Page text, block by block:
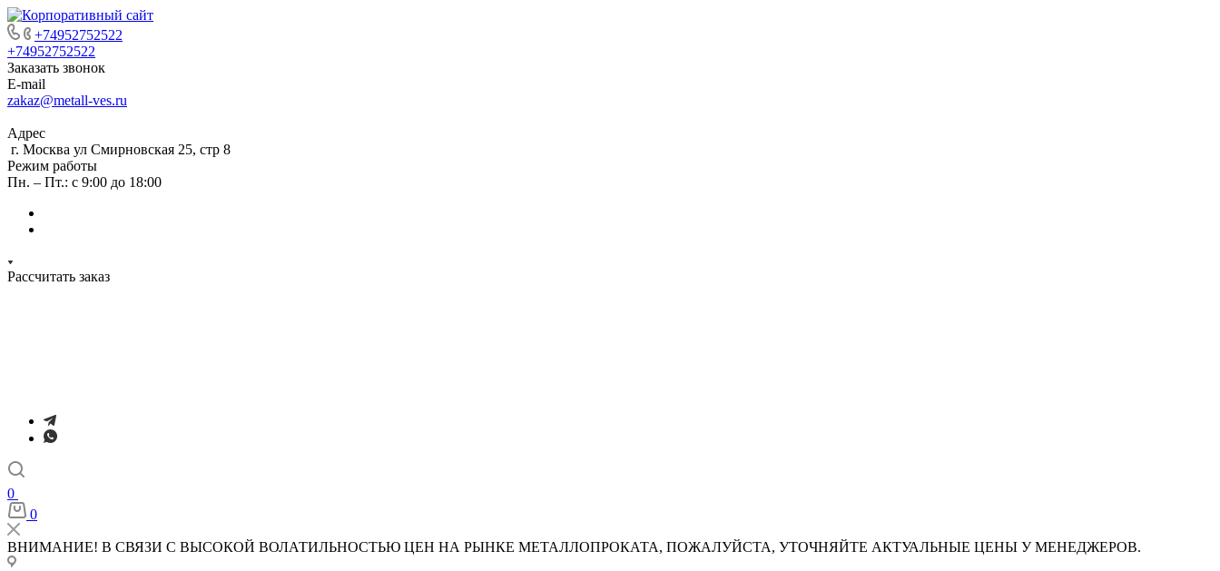
+74952752522
+74952752522
Заказать звонок
E-mail
zakaz@metall-ves.ru
Адрес
г. Москва ул Смирновская 25, стр 8
Режим работы
Пн. – Пт.: с 9:00 до 18:00
Рассчитать заказ
0
0
ВНИМАНИЕ! В СВЯЗИ С ВЫСОКОЙ ВОЛАТИЛЬНОСТЬЮ ЦЕН НА РЫНКЕ МЕТАЛЛОПРОКАТА, ПОЖАЛУЙСТА, УТОЧНЯЙТЕ АКТУАЛЬНЫЕ ЦЕНЫ У МЕНЕДЖЕРОВ.